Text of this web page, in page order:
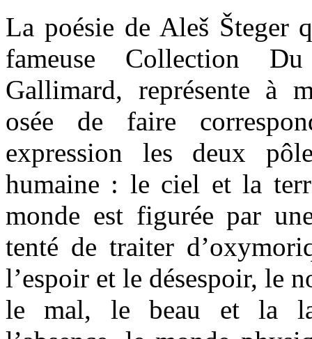
La poésie de Aleš Šteger
fameuse Collection
Gallimard, représente à
osée de faire
expression les deux
humaine : le ciel et la
monde est figurée par
tenté de traiter
l’espoir et le désespoir, le
le mal, le beau et la